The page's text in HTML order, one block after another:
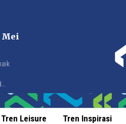
Mei
Tren Leisure Tren Inspirasi